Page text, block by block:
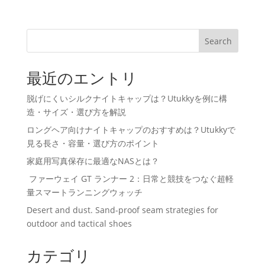
Search
最近のエントリ
脱げにくいシルクナイトキャップは？Utukkyを例に構
造・サイズ・選び方を解説
ロングヘア向けナイトキャップのおすすめは？Utukkyで
見る長さ・容量・選び方のポイント
家庭用写真保存に最適なNASとは？
ファーウェイ GT ランナー 2：日常と競技をつなぐ超軽
量スマートランニングウォッチ
Desert and dust. Sand-proof seam strategies for
outdoor and tactical shoes
カテゴリ